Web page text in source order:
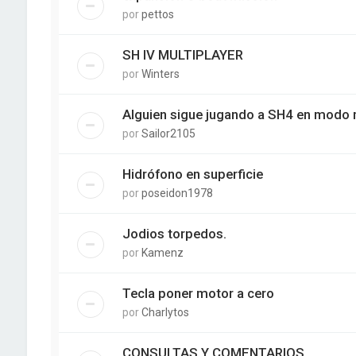
porpettos
SH IV MULTIPLAYER
porWinters
Alguien sigue jugando a SH4 en modo
porSailor2105
Hidrófono en superficie
porposeidon1978
Jodios torpedos.
por Kamenz
Tecla poner motor a cero
porCharlytos